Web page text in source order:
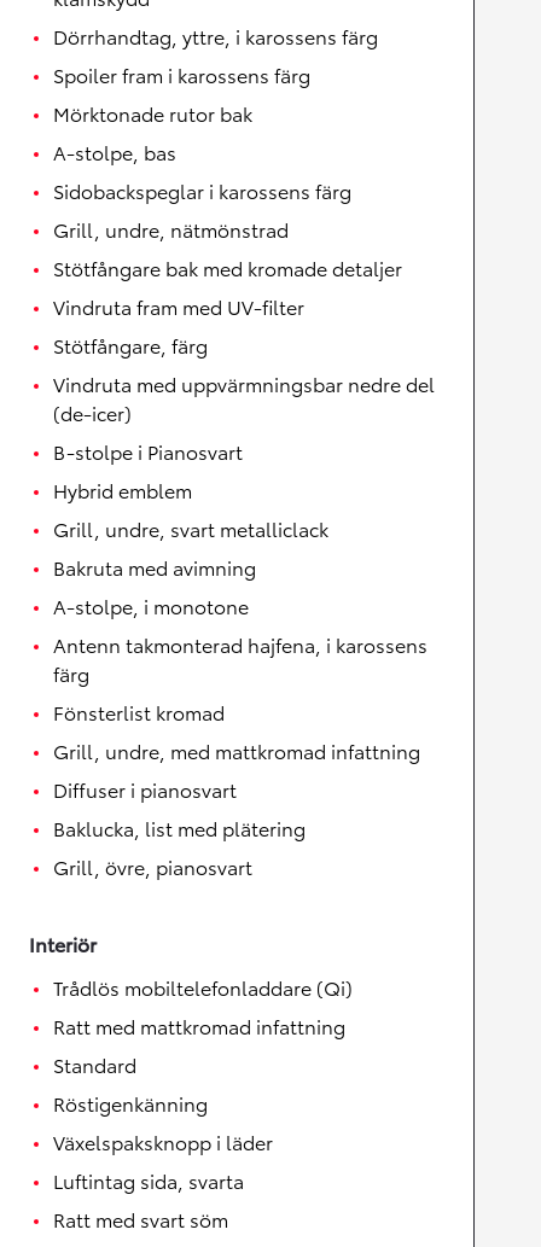
Dörrhandtag, yttre, i karossens färg
Spoiler fram i karossens färg
Mörktonade rutor bak
A-stolpe, bas
Sidobackspeglar i karossens färg
Grill, undre, nätmönstrad
Stötfångare bak med kromade detaljer
Vindruta fram med UV-filter
Stötfångare, färg
Vindruta med uppvärmningsbar nedre del
(de-icer)
B-stolpe i Pianosvart
Hybrid emblem
Grill, undre, svart metalliclack
Bakruta med avimning
A-stolpe, i monotone
Antenn takmonterad hajfena, i karossens
färg
Fönsterlist kromad
Grill, undre, med mattkromad infattning
Diffuser i pianosvart
Baklucka, list med plätering
Grill, övre, pianosvart
Interiör
Trådlös mobiltelefonladdare (Qi)
Ratt med mattkromad infattning
Standard
Röstigenkänning
Växelspaksknopp i läder
Luftintag sida, svarta
Ratt med svart söm